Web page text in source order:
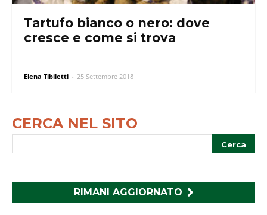
Tartufo bianco o nero: dove
cresce e come si trova
Elena Tibiletti - 25 Settembre 2018
CERCA NEL SITO
RIMANI AGGIORNATO